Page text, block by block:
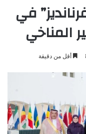
في
المناخي
أقل من دقيقة